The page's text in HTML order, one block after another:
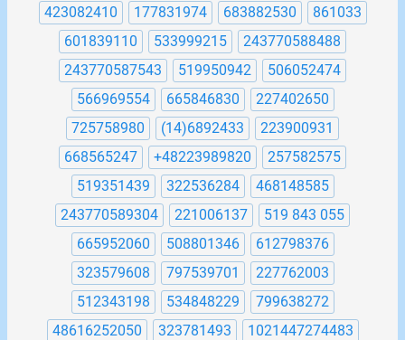
423082410 177831974 683882530
861033
601839110
533999215
243770588488
243770587543
519950942
506052474
566969554
665846830
227402650
725758980
(14)6892433
223900931
668565247
+48223989820
257582575
519351439
322536284
468148585
243770589304
221006137
519 843 055
665952060
508801346
612798376
323579608
797539701
227762003
512343198
534848229
799638272
48616252050
323781493 1021447274483